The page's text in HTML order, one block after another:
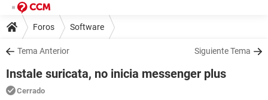
Foros Software
Tema Anterior Siguiente Tema
Instale suricata, no inicia messenger plus
Cerrado